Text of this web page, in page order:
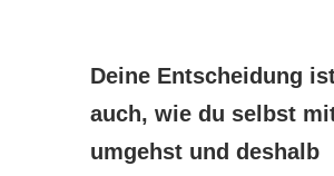
Deine Entscheidung
auch, wie du selbst
umgehst und deshalb